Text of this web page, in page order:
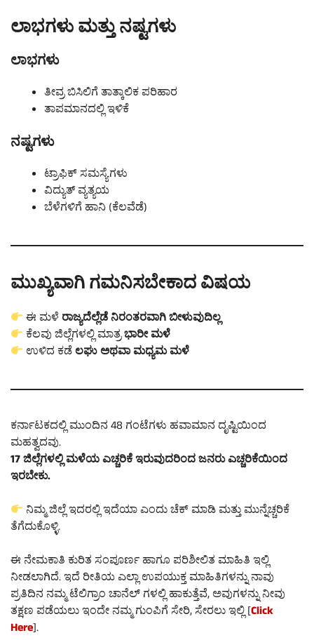
ಲಾಭಗಳು ಮತ್ತು ನಷ್ಟಗಳು
ಲಾಭಗಳು
ತೀವ್ರ ಬಿಸಿಲಿಗೆ ತಾತ್ಕಾಲಿಕ ಪರಿಹಾರ
ತಾಪಮಾನದಲ್ಲಿ ಇಳಿಕೆ
ನಷ್ಟಗಳು
ಟ್ರಾಫಿಕ್ ಸಮಸ್ಯೆಗಳು
ವಿದ್ಯುತ್ ವ್ಯತ್ಯಯ
ಬೆಳೆಗಳಿಗೆ ಹಾನಿ (ಕೆಲವೆಡೆ)
ಮುಖ್ಯವಾಗಿ ಗಮನಿಸಬೇಕಾದ ವಿಷಯ
ಈ ಮಳೆರಾಜ್ಯದೆಲ್ಲೆಡೆ ನಿರಂತರವಾಗಿ ಬೀಳುವುದಿಲ್ಲ
ಕೆಲವು ಜಿಲ್ಲೆಗಳಲ್ಲಿ ಮಾತ್ರಭಾರೀ ಮಳೆ
ಉಳಿದ ಕಡೆಲಘು ಅಥವಾ ಮಧ್ಯಮ ಮಳೆ
ಕರ್ನಾಟಕದಲ್ಲಿ ಮುಂದಿನ 48 ಗಂಟೆಗಳು ಹವಾಮಾನ ದೃಷ್ಟಿಯಿಂದ
ಮಹತ್ವದವು.
17 ಜಿಲ್ಲೆಗಳಲ್ಲಿ ಮಳೆಯ ಎಚ್ಚರಿಕೆ ಇರುವುದರಿಂದ ಜನರು ಎಚ್ಚರಿಕೆಯಿಂದ
ಇರಬೇಕು.
ನಿಮ್ಮ ಜಿಲ್ಲೆ ಇದರಲ್ಲಿ ಇದೆಯಾ ಎಂದು ಚೆಕ್ ಮಾಡಿ ಮತ್ತು ಮುನ್ನೆಚ್ಚರಿಕೆ
ತೆಗೆದುಕೊಳ್ಳಿ.
ಈ ನೇಮಕಾತಿ ಕುರಿತ ಸಂಪೂರ್ಣ ಹಾಗೂ ಪರಿಶೀಲಿತ ಮಾಹಿತಿ ಇಲ್ಲಿ
ನೀಡಲಾಗಿದೆ. ಇದೆ ರೀತಿಯ ಎಲ್ಲಾ ಉಪಯುಕ್ತ ಮಾಹಿತಿಗಳನ್ನು ನಾವು
ಪ್ರತಿದಿನ ನಮ್ಮ ಟೆಲಿಗ್ರಾಂ ಚಾನೆಲ್ ಗಳಲ್ಲಿ ಹಾಕುತ್ತೆವೆ, ಅವುಗಳನ್ನು ನೀವು
ತಕ್ಷಣ ಪಡೆಯಲು ಇಂದೇ ನಮ್ಮ ಗುಂಪಿಗೆ ಸೇರಿ, ಸೇರಲು ಇಲ್ಲಿ [Click
Here].